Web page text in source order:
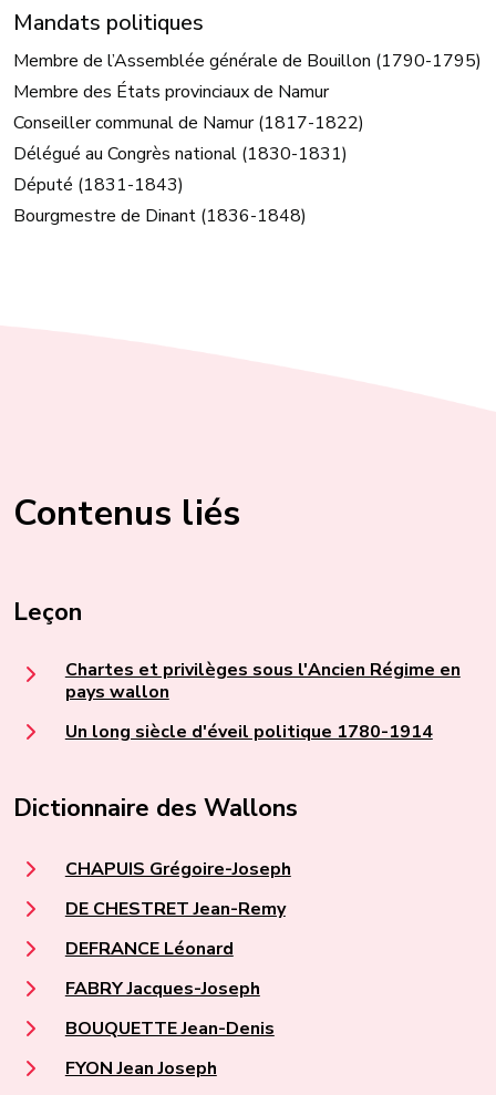
Mandats politiques
Membre de l’Assemblée générale de Bouillon (1790-1795)
Membre des États provinciaux de Namur
Conseiller communal de Namur (1817-1822)
Délégué au Congrès national (1830-1831)
Député (1831-1843)
Bourgmestre de Dinant (1836-1848)
Contenus liés
Leçon
Chartes et privilèges sous l'Ancien Régime en
pays wallon
Un long siècle d'éveil politique 1780-1914
Dictionnaire des Wallons
CHAPUIS Grégoire-Joseph
DE CHESTRET Jean-Remy
DEFRANCE Léonard
FABRY Jacques-Joseph
BOUQUETTE Jean-Denis
FYON Jean Joseph